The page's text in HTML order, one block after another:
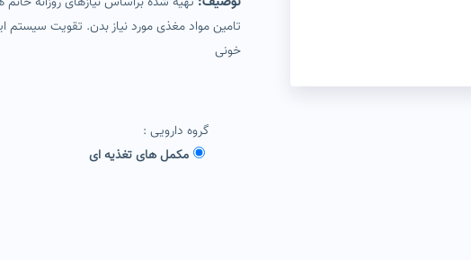
تامین مواد مغذی مورد نیاز بدن. تقویت سیستم
خونی
گروه دارویی :
مکمل های تغذیه ای